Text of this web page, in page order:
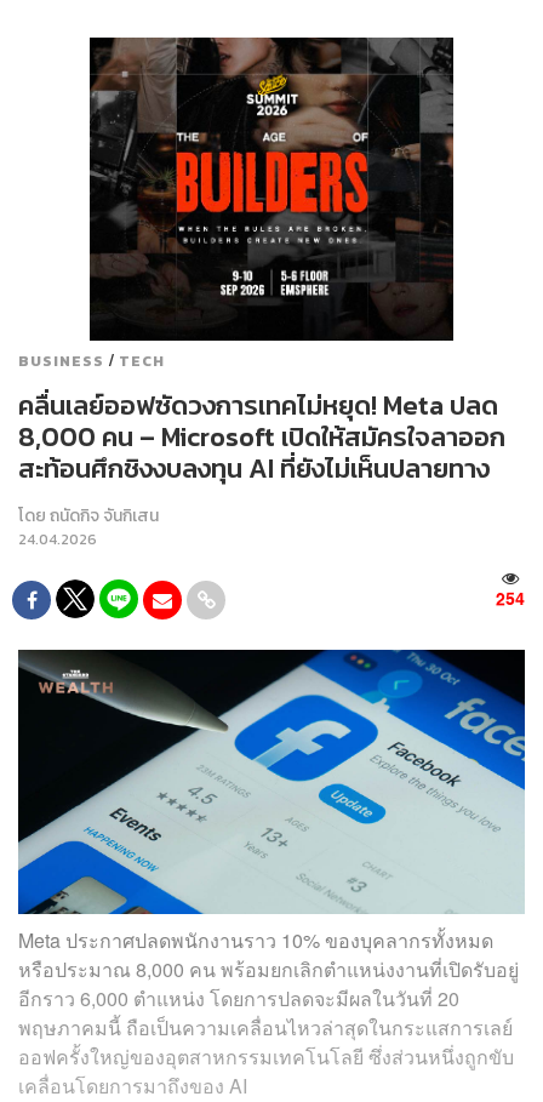
BUSINESS / TECH
คลื่นเลย์ออฟซัดวงการเทคไม่หยุด! Meta ปลด
8,000 คน – Microsoft เปิดให้สมัครใจลาออก
สะท้อนศึกชิงงบลงทุน AI ที่ยังไม่เห็นปลายทาง
โดยถนัดกิจ จันกิเสน
24.04.2026
254
Meta ประกาศปลดพนักงานราว 10% ของบุคลากรทั้งหมด
หรือประมาณ 8,000 คน พร้อมยกเลิกตำแหน่งงานที่เปิดรับอยู่
อีกราว 6,000 ตำแหน่ง โดยการปลดจะมีผลในวันที่ 20
พฤษภาคมนี้ ถือเป็นความเคลื่อนไหวล่าสุดในกระแสการเลย์
ออฟครั้งใหญ่ของอุตสาหกรรมเทคโนโลยี ซึ่งส่วนหนึ่งถูกขับ
เคลื่อนโดยการมาถึงของ AI